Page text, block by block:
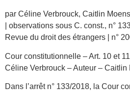
par Céline Verbrouck, Caitlin
| observations sous C. const., n°
Revue du droit des étrangers | n°
Cour constitutionnelle – Art. 10 et
Céline Verbrouck – Auteur – Caitlin
Dans l’arrêt n° 133/2018, la Cour